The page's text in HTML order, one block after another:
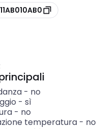
- no
- sì
- no
temperatura- no